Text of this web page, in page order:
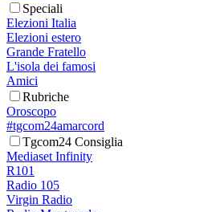
Speciali
Elezioni Italia
Elezioni estero
Grande Fratello
L'isola dei famosi
Amici
Rubriche
Oroscopo
#tgcom24amarcord
Tgcom24 Consiglia
Mediaset Infinity
R101
Radio 105
Virgin Radio